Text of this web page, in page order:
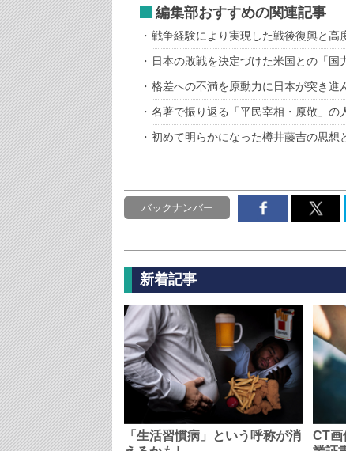
編集部おすすめの関連記事
戦争経験により実現した戦後復興と高
日本の敗戦を決定づけた米国との「国
格差への不満を原動力に日本が突き進
名著で振り返る「平民宰相・原敬」の
初めて明らかになった樽井藤吉の思想
バックナンバー
新着記事
「生活習慣病」という呼称が消
CT画